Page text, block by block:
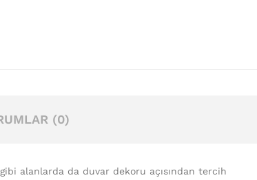
(0)
alanlarda da duvar dekoru açısından tercih